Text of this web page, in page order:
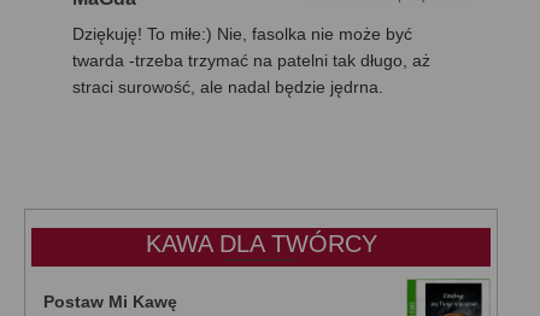
Dziękuję! To miłe:) Nie, fasolka nie może być
twarda -trzeba trzymać na patelni tak długo, aż
straci surowość, ale nadal będzie jędrna.
KAWA DLA TWÓRCY
Postaw Mi Kawę